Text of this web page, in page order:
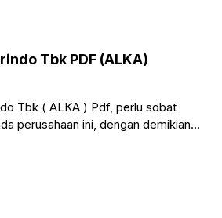
Tbk PDF (ALKA)
Tbk ( ALKA ) Pdf, perlu sobat
perusahaan ini, dengan demikian